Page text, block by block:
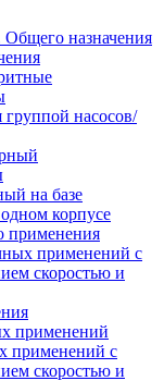
назначения
группой насосов/
на базе
корпусе
применения
применений с
скоростью и
применений
применений с
скоростью и